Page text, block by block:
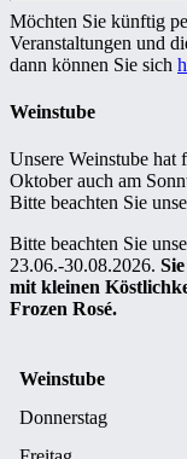
Möchten Sie künftig
Veranstaltungen und
dann können Sie sich
Weinstube
Unsere Weinstube hat
Oktober auch am
Bitte beachten Sie
Bitte beachten Sie
23.06.-30.08.2026.
mit kleinen
Frozen Rosé.
Weinstube
Donnerstag